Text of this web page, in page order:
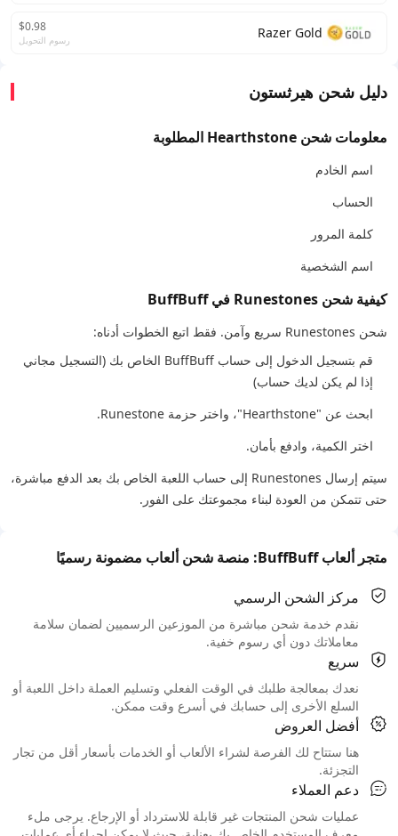
Razer Gold
$0.98
رسوم التحويل
دليل شحن هيرثستون
معلومات شحن Hearthstone المطلوبة
اسم الخادم
الحساب
كلمة المرور
اسم الشخصية
كيفية شحن Runestones في BuffBuff
شحن Runestones سريع وآمن. فقط اتبع الخطوات أدناه:
قم بتسجيل الدخول إلى حساب BuffBuff الخاص بك (التسجيل مجاني
إذا لم يكن لديك حساب)
ابحث عن "Hearthstone"، واختر حزمة Runestone.
اختر الكمية، وادفع بأمان.
سيتم إرسال Runestones إلى حساب اللعبة الخاص بك بعد الدفع مباشرة،
حتى تتمكن من العودة لبناء مجموعتك على الفور.
متجر ألعاب BuffBuff: منصة شحن ألعاب مضمونة رسميًا
مركز الشحن الرسمي
نقدم خدمة شحن مباشرة من الموزعين الرسميين لضمان سلامة
معاملاتك دون أي رسوم خفية.
سريع
نعدك بمعالجة طلبك في الوقت الفعلي وتسليم العملة داخل اللعبة أو
السلع الأخرى إلى حسابك في أسرع وقت ممكن.
أفضل العروض
هنا ستتاح لك الفرصة لشراء الألعاب أو الخدمات بأسعار أقل من تجار
التجزئة.
دعم العملاء
عمليات شحن المنتجات غير قابلة للاسترداد أو الإرجاع. يرجى ملء